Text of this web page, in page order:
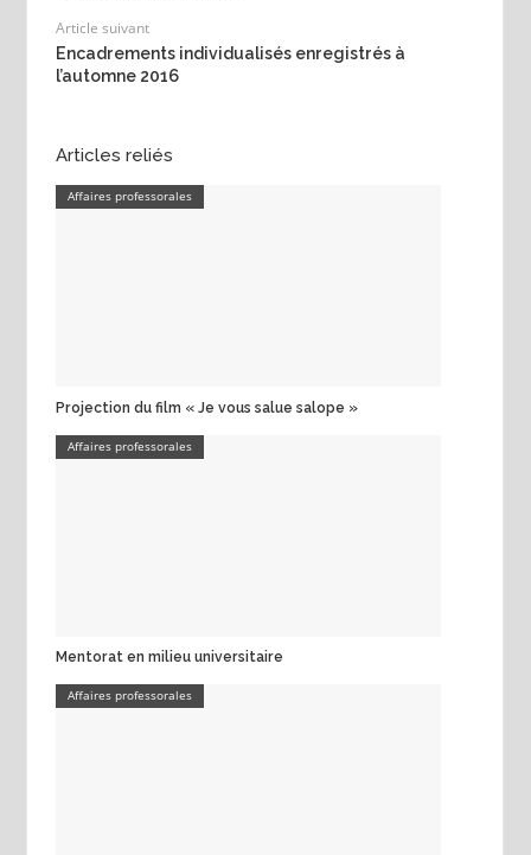
Article suivant
Encadrements individualisés enregistrés à
l’automne 2016
Articles reliés
Affaires professorales
Projection du film « Je vous salue salope »
Affaires professorales
Mentorat en milieu universitaire
Affaires professorales